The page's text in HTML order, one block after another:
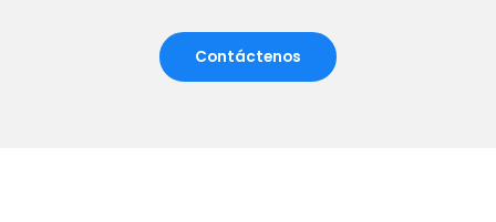
Contáctenos